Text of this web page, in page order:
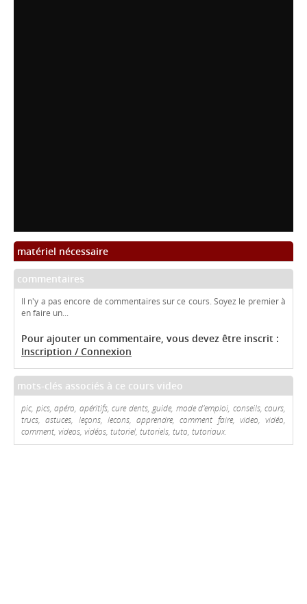
matériel nécessaire
commentaires
Il n'y a pas encore de commentaires sur ce cours. Soyez le premier à
en faire un...
Pour ajouter un commentaire, vous devez être inscrit :
Inscription / Connexion
mots-clés associés à ce cours video
pic, pics, apéro, apéritifs, cure dents, guide, mode d'emploi, conseils, cours,
trucs, astuces, leçons, lecons, apprendre, comment faire, video, vidéo,
comment, videos, vidéos, tutoriel, tutoriels, tuto, tutoriaux.